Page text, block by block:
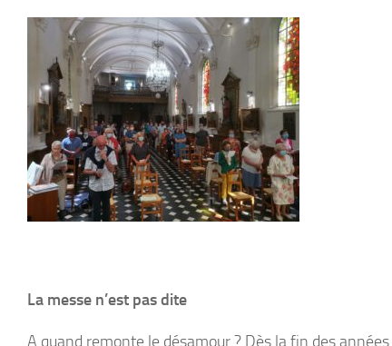
La messe n’est pas dite
A quand remonte le désamour ? Dès la fin des